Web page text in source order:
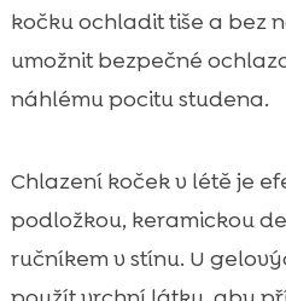
kočku ochladit tiše a bez
umožnit bezpečné
náhlému pocitu studena.
Chlazení koček v létě je
podložkou, keramickou
ručníkem v stínu. U